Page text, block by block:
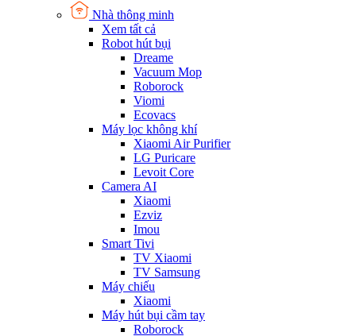
Nhà thông minh
Xem tất cả
Robot hút bụi
Dreame
Vacuum Mop
Roborock
Viomi
Ecovacs
Máy lọc không khí
Xiaomi Air Purifier
LG Puricare
Levoit Core
Camera AI
Xiaomi
Ezviz
Imou
Smart Tivi
TV Xiaomi
TV Samsung
Máy chiếu
Xiaomi
Máy hút bụi cầm tay
Roborock